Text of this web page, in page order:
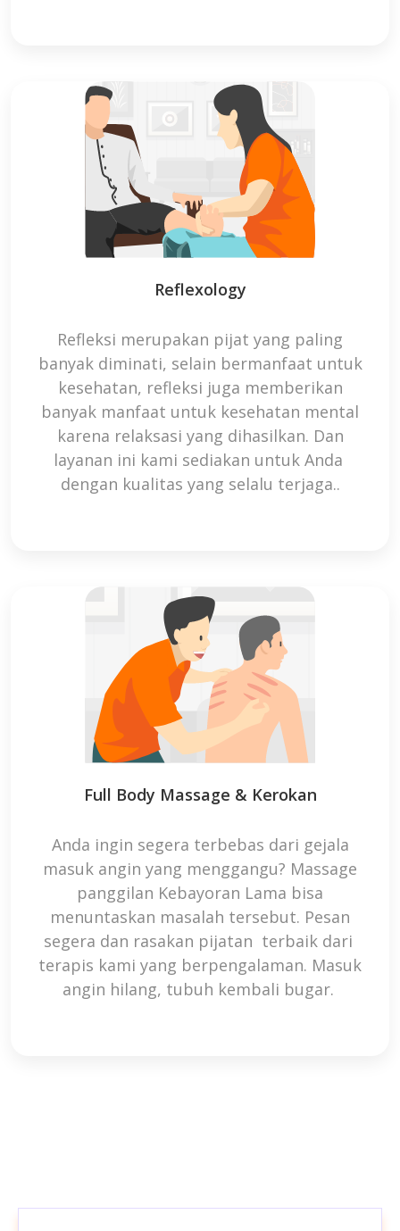
Reflexology
Refleksi merupakan pijat yang paling
banyak diminati, selain bermanfaat untuk
kesehatan, refleksi juga memberikan
banyak manfaat untuk kesehatan mental
karena relaksasi yang dihasilkan. Dan
layanan ini kami sediakan untuk Anda
dengan kualitas yang selalu terjaga..
Full Body Massage & Kerokan
Anda ingin segera terbebas dari gejala
masuk angin yang menggangu? Massage
panggilan Kebayoran Lama bisa
menuntaskan masalah tersebut. Pesan
segera dan rasakan pijatan terbaik dari
terapis kami yang berpengalaman. Masuk
angin hilang, tubuh kembali bugar.